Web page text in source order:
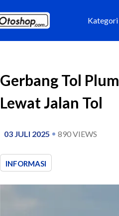
Kategori
Gerbang Tol
Lewat Jalan Tol
03 JULI 2025 890VIEWS
INFORMASI